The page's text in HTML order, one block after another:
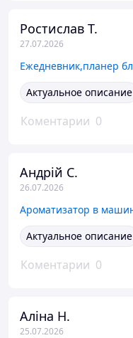
Ростислав Т.
27.07.2026
Актуальное описание
Коментарии 0
Андрій С.
26.07.2026
Актуальное описание
Коментарии 0
Аліна Н.
25.07.2026